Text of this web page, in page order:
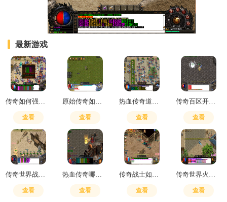
最新游戏
查看 查看 查看 查看
查看 查看 查看 查看